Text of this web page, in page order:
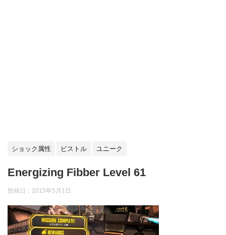
ショック属性 ピストル ユニーク
Energizing Fibber Level 61
投稿日： 2015年5月1日